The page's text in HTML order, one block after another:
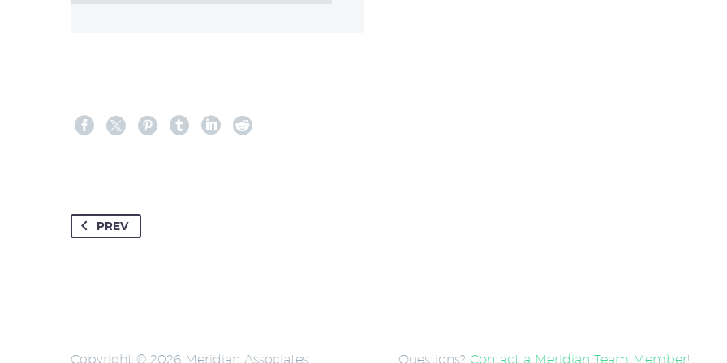
PREV
Copyright © 2026 Meridian Associates Questions? Contact a Meridian Team Member!